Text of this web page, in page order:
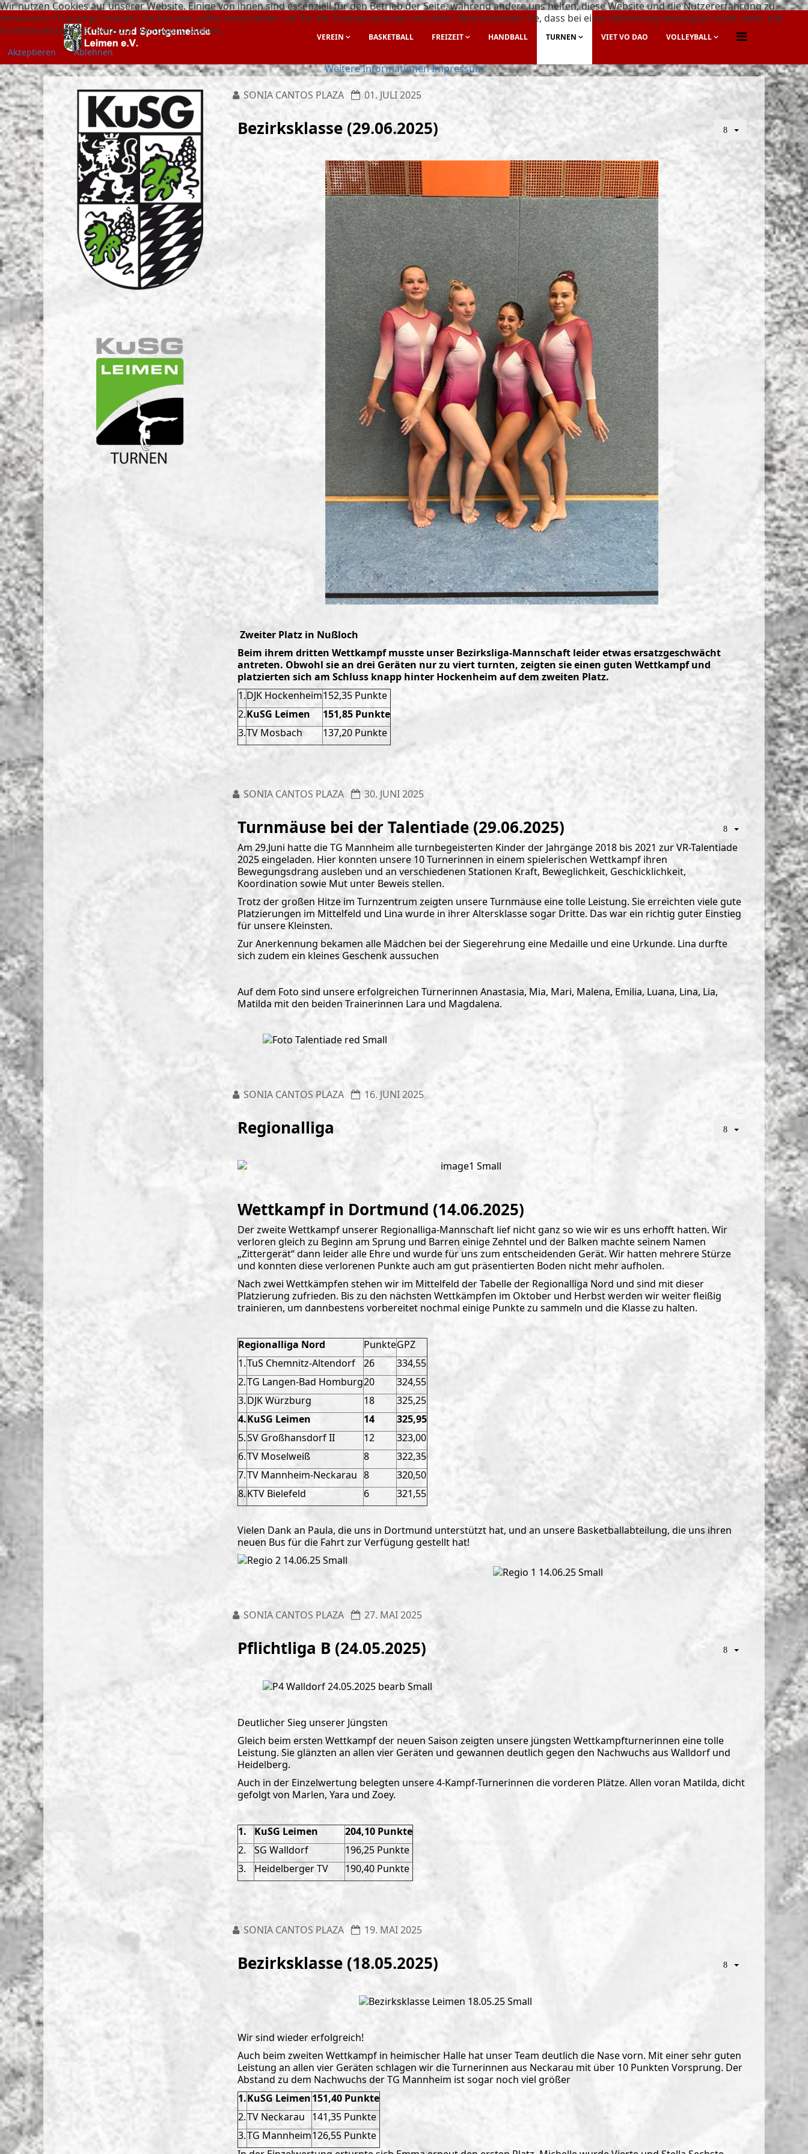
VEREIN BASKETBALL FREIZEIT HANDBALL TURNEN VIET VO DAO VOLLEYBALL
SONIA CANTOS PLAZA 01. JULI 2025
Bezirksklasse (29.06.2025)
Zweiter Platz in Nußloch
Beim ihrem dritten Wettkampf musste unser Bezirksliga-Mannschaft leider etwas ersatzgeschwächt
antreten. Obwohl sie an drei Geräten nur zu viert turnten, zeigten sie einen guten Wettkampf und
platzierten sich am Schluss knapp hinter Hockenheim auf dem zweiten Platz.
1.DJK Hockenheim152,35 Punkte
2.KuSG Leimen
151,85 Punkte
3.TV Mosbach 137,20 Punkte
SONIA CANTOS PLAZA 30. JUNI 2025
Turnmäuse bei der Talentiade (29.06.2025)
Am 29.Juni hatte die TG Mannheim alle turnbegeisterten Kinder der Jahrgänge 2018 bis 2021 zur VR-Talentiade
2025 eingeladen. Hier konnten unsere 10 Turnerinnen in einem spielerischen Wettkampf ihren
Bewegungsdrang ausleben und an verschiedenen Stationen Kraft, Beweglichkeit, Geschicklichkeit,
Koordination sowie Mut unter Beweis stellen.
Trotz der großen Hitze im Turnzentrum zeigten unsere Turnmäuse eine tolle Leistung. Sie erreichten viele gute
Platzierungen im Mittelfeld und Lina wurde in ihrer Altersklasse sogar Dritte. Das war ein richtig guter Einstieg
für unsere Kleinsten.
Zur Anerkennung bekamen alle Mädchen bei der Siegerehrung eine Medaille und eine Urkunde. Lina durfte
sich zudem ein kleines Geschenk aussuchen
Auf dem Foto sind unsere erfolgreichen Turnerinnen Anastasia, Mia, Mari, Malena, Emilia, Luana, Lina, Lia,
Matilda mit den beiden Trainerinnen Lara und Magdalena.
SONIA CANTOS PLAZA 16. JUNI 2025
Regionalliga
Wettkampf in Dortmund (14.06.2025)
Der zweite Wettkampf unserer Regionalliga-Mannschaft lief nicht ganz so wie wir es uns erhofft hatten. Wir
verloren gleich zu Beginn am Sprung und Barren einige Zehntel und der Balken machte seinem Namen
„Zittergerät“ dann leider alle Ehre und wurde für uns zum entscheidenden Gerät. Wir hatten mehrere Stürze
und konnten diese verlorenen Punkte auch am gut präsentierten Boden nicht mehr aufholen.
Nach zwei Wettkämpfen stehen wir im Mittelfeld der Tabelle der Regionalliga Nord und sind mit dieser
Platzierung zufrieden. Bis zu den nächsten Wettkämpfen im Oktober und Herbst werden wir weiter fleißig
trainieren, um dannbestens vorbereitet nochmal einige Punkte zu sammeln und die Klasse zu halten.
Regionalliga Nord PunkteGPZ
1.TuS Chemnitz-Altendorf 26
334,55
2.TG Langen-Bad Homburg20
324,55
3.DJK Würzburg 18
325,25
4.KuSG Leimen 14
325,95
5.SV Großhansdorf II 12
323,00
6.TV Moselweiß 8
322,35
7.TV Mannheim-Neckarau 8
320,50
8.KTV Bielefeld 6 321,55
Vielen Dank an Paula, die uns in Dortmund unterstützt hat, und an unsere Basketballabteilung, die uns ihren
neuen Bus für die Fahrt zur Verfügung gestellt hat!
SONIA CANTOS PLAZA 27. MAI 2025
Pflichtliga B (24.05.2025)
Deutlicher Sieg unserer Jüngsten
Gleich beim ersten Wettkampf der neuen Saison zeigten unsere jüngsten Wettkampfturnerinnen eine tolle
Leistung. Sie glänzten an allen vier Geräten und gewannen deutlich gegen den Nachwuchs aus Walldorf und
Heidelberg.
Auch in der Einzelwertung belegten unsere 4-Kampf-Turnerinnen die vorderen Plätze. Allen voran Matilda, dicht
gefolgt von Marlen, Yara und Zoey.
1. KuSG Leimen 204,10 Punkte
2.
SG Walldorf
196,25 Punkte
3.
Heidelberger TV 190,40 Punkte
SONIA CANTOS PLAZA 19. MAI 2025
Bezirksklasse (18.05.2025)
Wir sind wieder erfolgreich!
Auch beim zweiten Wettkampf in heimischer Halle hat unser Team deutlich die Nase vorn. Mit einer sehr guten
Leistung an allen vier Geräten schlagen wir die Turnerinnen aus Neckarau mit über 10 Punkten Vorsprung. Der
Abstand zu dem Nachwuchs der TG Mannheim ist sogar noch viel größer
1.KuSG Leimen151,40 Punkte
2.TV Neckarau
141,35 Punkte
3.TG Mannheim126,55 Punkte
Wir nutzen Cookies auf unserer Website. Einige von ihnen sind essenziell für den Betrieb der Seite, während andere uns helfen, diese Website und die Nutzererfahrung zu
verbessern (Tracking Cookies). Sie können selbst entscheiden, ob Sie die Cookies zulassen möchten. Bitte beachten Sie, dass bei einer Ablehnung womöglich nicht mehr alle
Funktionalitäten der Seite zur Verfügung stehen.
Akzeptieren Ablehnen
Weitere InformationenImpressum